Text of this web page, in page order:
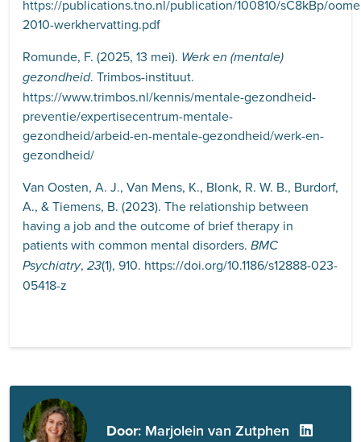
https://publications.tno.nl/publication/100810/sC8kBp/
2010-werkhervatting.pdf
Romunde, F. (2025, 13 mei). Werk en (mentale)
gezondheid. Trimbos-instituut.
https://www.trimbos.nl/kennis/mentale-gezondheid-
preventie/expertisecentrum-mentale-
gezondheid/arbeid-en-mentale-gezondheid/werk-en-
gezondheid/
Van Oosten, A. J., Van Mens, K., Blonk, R. W. B., Burdorf,
A., & Tiemens, B. (2023). The relationship between
having a job and the outcome of brief therapy in
patients with common mental disorders. BMC
Psychiatry, 23(1), 910. https://doi.org/10.1186/s12888-023-
05418-z
Door: Marjolein van Zutphen